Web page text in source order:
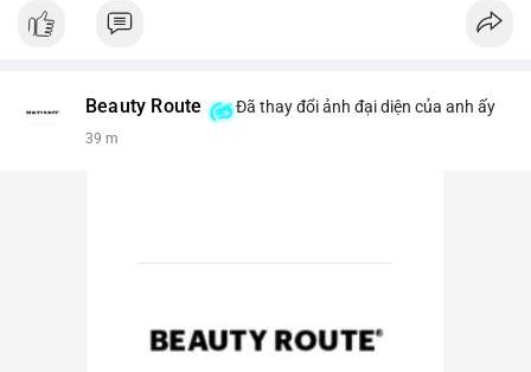
Beauty Route Đã thay đổi ảnh đại diện của anh ấy
39 m